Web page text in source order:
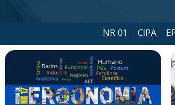
NR 01 CIPA